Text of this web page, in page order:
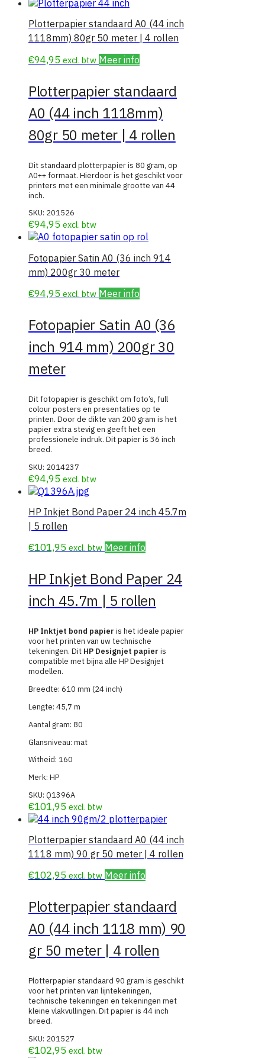
Plotterpapier standaard A0 (44 inch
1118mm) 80gr 50 meter | 4 rollen
€94,95 excl. btw Meer info
Plotterpapier standaard
A0 (44 inch 1118mm)
80gr 50 meter | 4 rollen
Dit standaard plotterpapier is 80 gram, op
A0++ formaat. Hierdoor is het geschikt voor
printers met een minimale grootte van 44
inch.
SKU: 201526
€94,95 excl. btw
Fotopapier Satin A0 (36 inch 914
mm) 200gr 30 meter
€94,95 excl. btw Meer info
Fotopapier Satin A0 (36
inch 914 mm) 200gr 30
meter
Dit fotopapier is geschikt om foto’s, full
colour posters en presentaties op te
printen. Door de dikte van 200 gram is het
papier extra stevig en geeft het een
professionele indruk. Dit papier is 36 inch
breed.
SKU: 2014237
€94,95 excl. btw
HP Inkjet Bond Paper 24 inch 45.7m
| 5 rollen
€101,95 excl. btw Meer info
HP Inkjet Bond Paper 24
inch 45.7m | 5 rollen
HP Inktjet bond papier is het ideale papier
voor het printen van uw technische
tekeningen. Dit HP Designjet papier is
compatible met bijna alle HP Designjet
modellen.
Breedte: 610 mm (24 inch)
Lengte: 45,7 m
Aantal gram: 80
Glansniveau: mat
Witheid: 160
Merk: HP
SKU: Q1396A
€101,95 excl. btw
Plotterpapier standaard A0 (44 inch
1118 mm) 90 gr 50 meter | 4 rollen
€102,95 excl. btw Meer info
Plotterpapier standaard
A0 (44 inch 1118 mm) 90
gr 50 meter | 4 rollen
Plotterpapier standaard 90 gram is geschikt
voor het printen van lijntekeningen,
technische tekeningen en tekeningen met
kleine vlakvullingen. Dit papier is 44 inch
breed.
SKU: 201527
€102,95 excl. btw